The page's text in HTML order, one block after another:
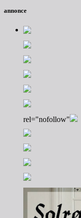
annonce
rel="nofollow"